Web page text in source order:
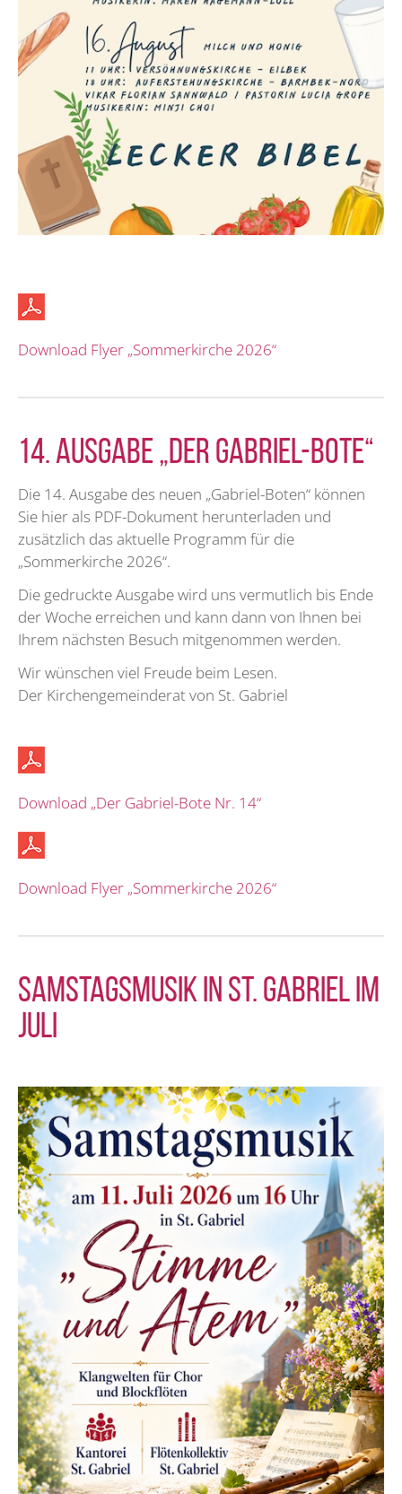
Download Flyer „Sommerkirche 2026“
14. Ausgabe „Der Gabriel-Bote“
Die 14. Ausgabe des neuen „Gabriel-Boten“ können
Sie hier als PDF-Dokument herunterladen und
zusätzlich das aktuelle Programm für die
„Sommerkirche 2026“.
Die gedruckte Ausgabe wird uns vermutlich bis Ende
der Woche erreichen und kann dann von Ihnen bei
Ihrem nächsten Besuch mitgenommen werden.
Wir wünschen viel Freude beim Lesen.
Der Kirchengemeinderat von St. Gabriel
Download „Der Gabriel-Bote Nr. 14“
Download Flyer „Sommerkirche 2026“
Samstagsmusik in St. Gabriel im
Juli